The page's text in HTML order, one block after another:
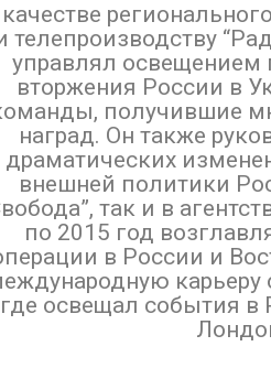
телепроизводству
управлял освещением
вторжения России в
получившие
наград. Он также
драматических
внешней политики
так и в
по 2015 год
в России и
карьеру
где освещал события